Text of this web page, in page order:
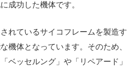
成功した機体です。
れているサイコフレームを製造す
機体となっています。そのため、
ベッセルング」や「リペアード」